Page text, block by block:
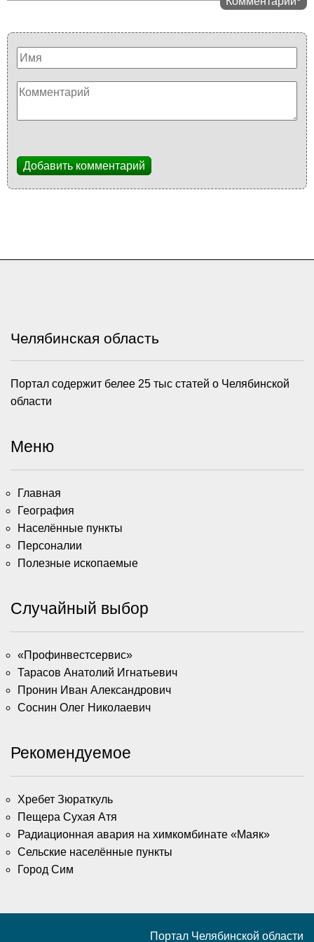
Добавить комментарий
Челябинская область
Портал содержит белее 25 тыс статей о Челябинской
области
Меню
Главная
География
Населённые пункты
Персоналии
Полезные ископаемые
Случайный выбор
«Профинвестсервис»
Тарасов Анатолий Игнатьевич
Пронин Иван Александрович
Соснин Олег Николаевич
Рекомендуемое
Хребет Зюраткуль
Пещера Сухая Атя
Радиационная авария на химкомбинате «Маяк»
Сельские населённые пункты
Город Сим
Портал Челябинской области